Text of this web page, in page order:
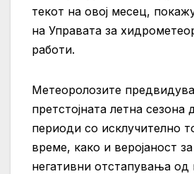
текот на овој месец,
на Управата за
работи.
Метеоролозите
претстојната летна сезона
периоди со исклучително
време, како и веројаност
негативни отстапувања од